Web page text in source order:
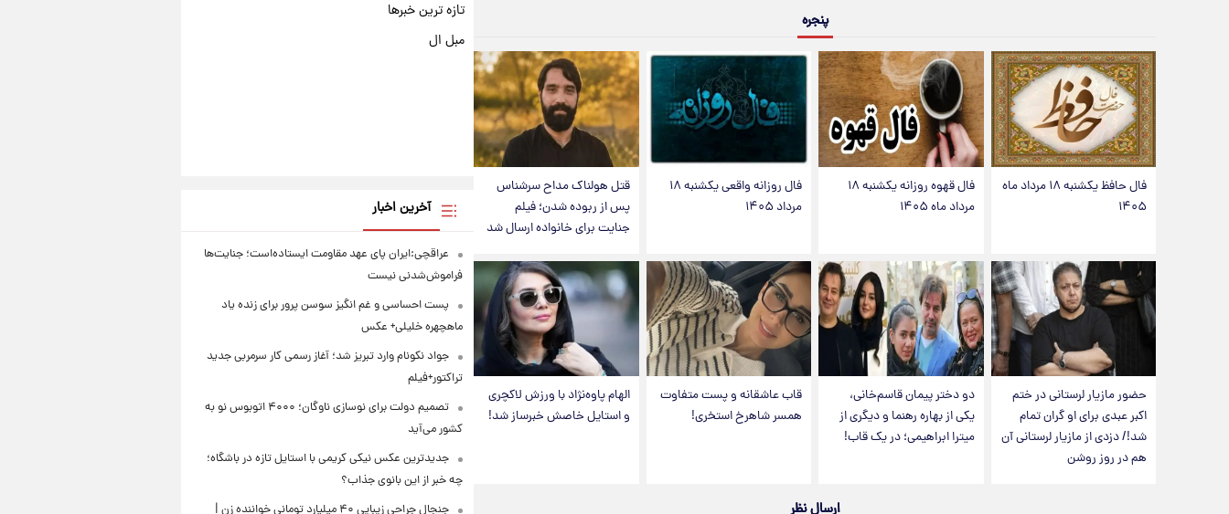
پنجره
فال حافظ یکشنبه ۱۸ مرداد ماه
۱۴۰۵
فال قهوه روزانه یکشنبه ۱۸
مرداد ماه ۱۴۰۵
فال روزانه واقعی یکشنبه ۱۸
مرداد ۱۴۰۵
قتل هولناک مداح سرشناس
پس از ربوده شدن؛ فیلم
جنایت برای خانواده ارسال شد
حضور مازیار لرستانی در ختم
اکبر عبدی برای او گران تمام
شد!/ دزدی از مازیار لرستانی آن
هم در روز روشن
دو دختر پیمان قاسم‌خانی،
یکی از بهاره رهنما و دیگری از
میترا ابراهیمی؛ در یک قاب!
قاب عاشقانه و پست متفاوت
همسر شاهرخ استخری!
الهام پاوه‌نژاد با ورزش لاکچری
و استایل خاصش خبرساز شد!
ارسال نظر
تازه ترین خبرها
مبل ال
آخرین اخبار
عراقچی:ایران پای عهد مقاومت ایستاده‌است؛ جنایت‌ها
فراموش‌شدنی نیست
پست احساسی و غم انگیز سوسن پرور برای زنده یاد
ماهچهره خلیلی+ عکس
جواد نکونام وارد تبریز شد؛ آغاز رسمی کار سرمربی جدید
تراکتور+فیلم
تصمیم دولت برای نوسازی ناوگان؛ ۴۰۰۰ اتوبوس نو به
کشور می‌آید
جدیدترین عکس نیکی کریمی با استایل تازه در باشگاه؛
چه خبر از این بانوی جذاب؟
جنجال جراحی زیبایی ۴۰ میلیارد تومانی خواننده زن |